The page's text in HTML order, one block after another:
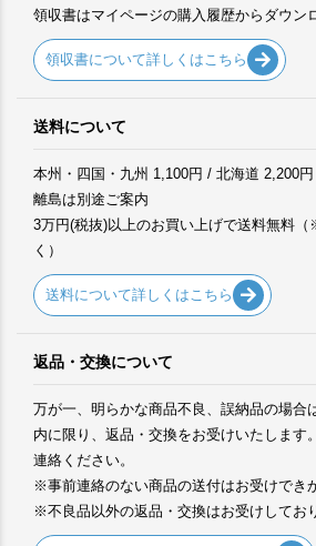
領収書はマイページの購入履歴からダウン
領収書について詳しくはこちら
送料について
本州・四国・九州 1,100円 / 北海道 2,200
離島は別途ご案内
3万円(税抜)以上のお買い上げで送料無料
く）
送料について詳しくはこちら
返品・交換について
万が一、明らかな商品不良、誤納品の場合
内に限り、返品・交換をお受けいたします
連絡ください。
※事前連絡のない商品の送付はお受けでき
※不良品以外の返品・交換はお受けしてお